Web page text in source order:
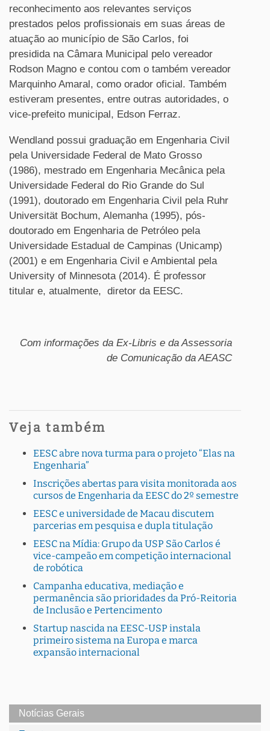
reconhecimento aos relevantes serviços
prestados pelos profissionais em suas áreas de
atuação ao município de São Carlos, foi
presidida na Câmara Municipal pelo vereador
Rodson Magno e contou com o também vereador
Marquinho Amaral, como orador oficial. Também
estiveram presentes, entre outras autoridades, o
vice-prefeito municipal, Edson Ferraz.
Wendland possui graduação em Engenharia Civil
pela Universidade Federal de Mato Grosso
(1986), mestrado em Engenharia Mecânica pela
Universidade Federal do Rio Grande do Sul
(1991), doutorado em Engenharia Civil pela Ruhr
Universität Bochum, Alemanha (1995), pós-
doutorado em Engenharia de Petróleo pela
Universidade Estadual de Campinas (Unicamp)
(2001) e em Engenharia Civil e Ambiental pela
University of Minnesota (2014). É professor
titular e, atualmente, diretor da EESC.
Com informações da Ex-Libris e da Assessoria
de Comunicação da AEASC
Veja também
EESC abre nova turma para o projeto “Elas na
Engenharia”
Inscrições abertas para visita monitorada aos
cursos de Engenharia da EESC do 2º semestre
EESC e universidade de Macau discutem
parcerias em pesquisa e dupla titulação
EESC na Mídia: Grupo da USP São Carlos é
vice-campeão em competição internacional
de robótica
Campanha educativa, mediação e
permanência são prioridades da Pró-Reitoria
de Inclusão e Pertencimento
Startup nascida na EESC-USP instala
primeiro sistema na Europa e marca
expansão internacional
Notícias Gerais